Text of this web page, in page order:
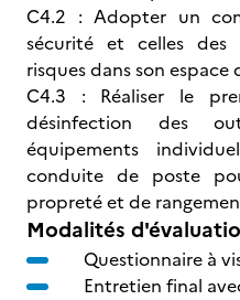
C4.2 : Adopter un
sécurité et celles
risques dans son espace
C4.3 : Réaliser le
désinfection des
équipements
conduite de poste
propreté et de
Modalités
Questionnaire à
Entretien final